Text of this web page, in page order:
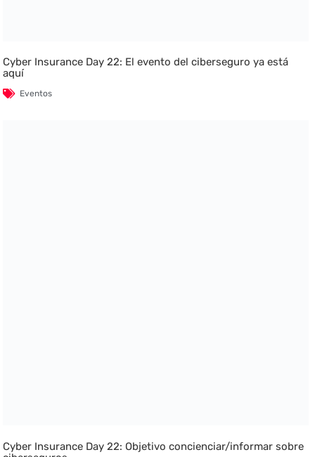
Cyber Insurance Day 22: El evento del ciberseguro ya está
aquí
Eventos
Cyber Insurance Day 22: Objetivo concienciar/informar sobre